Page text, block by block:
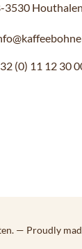
3530
(0) 11 12 30
— Proudly